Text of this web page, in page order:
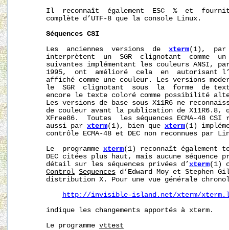
Il  reconnaît  également  ESC  %  et
       complète d’UTF-8 que la console Linux.
Séquences CSI
       Les  anciennes  versions  de
xterm(1),  par
interprètent  un  SGR  clignotant  comme
suivantes implémentant les couleurs ANSI,
1995,  ont  amélioré  cela  en  autorisant
affiché comme une couleur. Les versions
le  SGR  clignotant  sous  la  forme  de
encore le texte coloré comme possibilité
Les versions de base sous X11R6 ne
de couleur avant la publication de X11R6.8,
XFree86.  Toutes  les séquences ECMA-48 CSI
       aussi par
xterm(1), bien que xterm(1)
contrôle ECMA-48 et DEC non reconnues par
       Le  programme
xterm(1) reconnaît également
DEC citées plus haut, mais aucune séquence
       détail sur les séquences privées d’
xterm(1)
Control Sequences d’Edward Moy et Stephen
distribution X. Pour une vue générale
http://invisible-island.net/xterm/
       indique les changements apportés à xterm.
       Le programme
vttest